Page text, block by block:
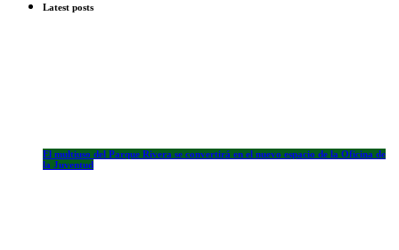
Latest posts
El multiuso del Parque Rivera se convertirá en el nuevo espacio de la Oficina de
la Juventud